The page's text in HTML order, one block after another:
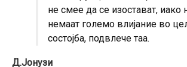
не смее да се изостават, иако
немаат големо влијание во
состојба, подвлече таа.
Д.Јонузи